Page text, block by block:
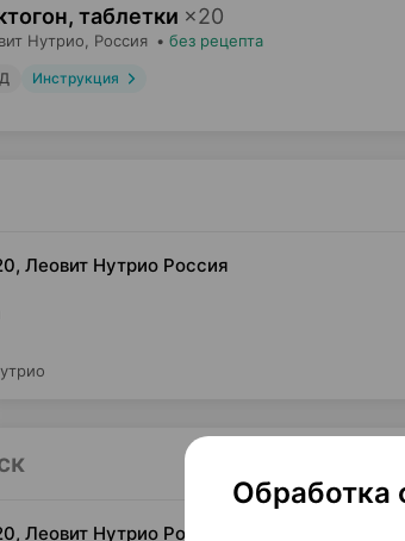
таблетки ×20
Нутрио , Россия • без рецепта
Инструкция
Леовит Нутрио Россия
Леовит Нутрио Россия
Обработка